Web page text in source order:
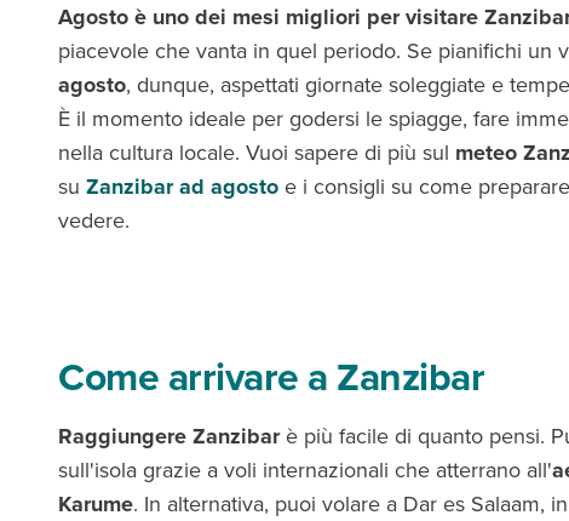
Agosto è uno dei mesi migliori per visitare
piacevole che vanta in quel periodo. Se pianifichi un
agosto, dunque, aspettati giornate soleggiate e
È il momento ideale per godersi le spiagge, fare
nella cultura locale. Vuoi sapere di più sul meteo
su Zanzibar ad agosto e i consigli su come
vedere.
Come arrivare a Zanzibar
Raggiungere Zanzibarè più facile di quanto pensi.
sull'isola grazie a voli internazionali che atterrano all'
Karume. In alternativa, puoi volare a Dar es Salaam,